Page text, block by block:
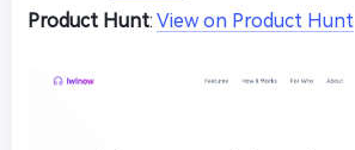
Product Hunt: View on Product Hunt